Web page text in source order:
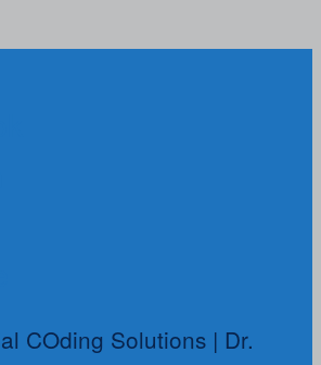
COding Solutions | Dr.